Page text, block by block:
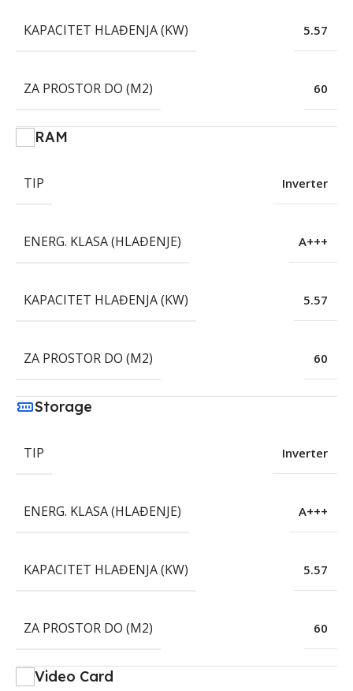
KAPACITET HLAĐENJA (KW) 5.57
ZA PROSTOR DO (M2) 60
RAM
TIP Inverter
ENERG. KLASA (HLAĐENJE) A+++
KAPACITET HLAĐENJA (KW) 5.57
ZA PROSTOR DO (M2) 60
Storage
TIP Inverter
ENERG. KLASA (HLAĐENJE) A+++
KAPACITET HLAĐENJA (KW) 5.57
ZA PROSTOR DO (M2) 60
Video Card